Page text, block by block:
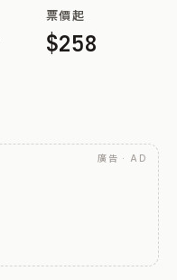
票價起
$258
廣告 · AD